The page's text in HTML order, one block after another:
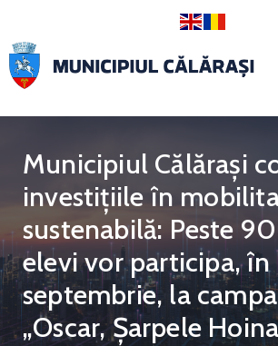
Municipiul Călărași
investițiile în
sustenabilă: Peste
elevi vor participa, în
septembrie, la
„Oscar, Șarpele